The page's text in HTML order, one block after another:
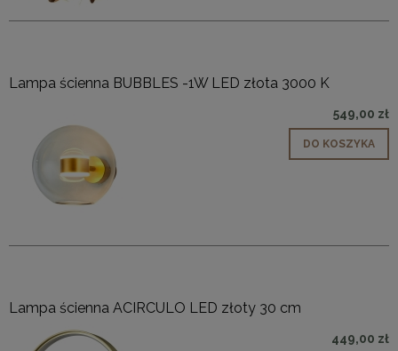
Lampa ścienna BUBBLES -1W LED złota 3000 K
549,00 zł
DO KOSZYKA
Lampa ścienna ACIRCULO LED złoty 30 cm
449,00 zł